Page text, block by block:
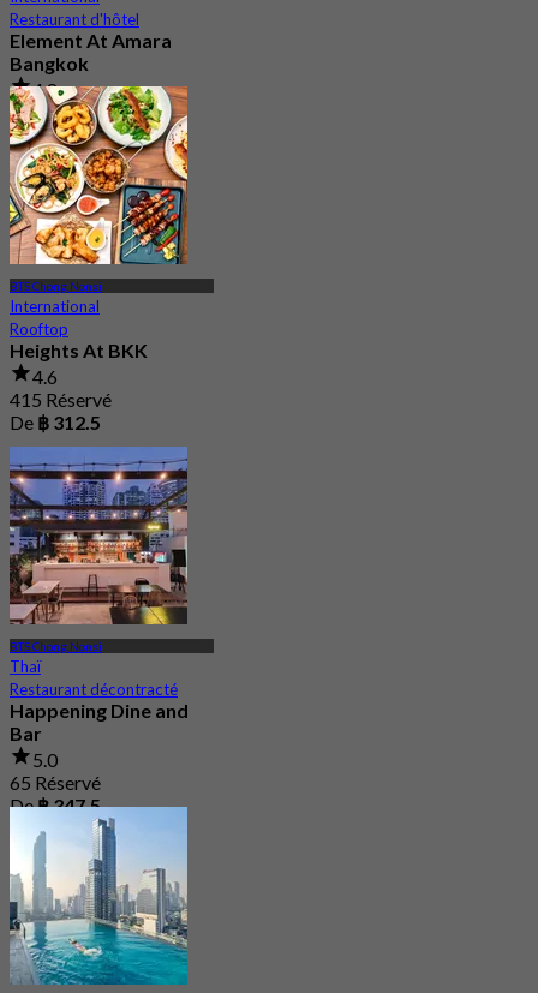
Restaurant d'hôtel
Element At Amara
Bangkok
4.8
17 Réservé
De฿ 280
BTS Chong Nonsi
International
Rooftop
Heights At BKK
4.6
415 Réservé
De ฿ 312.5
BTS Chong Nonsi
Thaï
Restaurant décontracté
Happening Dine and
Bar
5.0
65 Réservé
De฿ 347.5